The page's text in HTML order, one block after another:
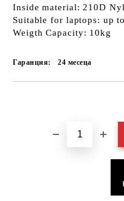
Inside material: 210D
Suitable for laptops: up
Weigth Capacity: 10kg
Гаранция: 24 месеца